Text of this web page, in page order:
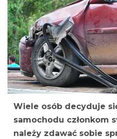
Wiele osób decyduje
samochodu członkom
należy zdawać sobie